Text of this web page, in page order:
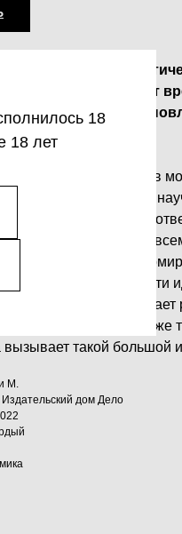
18
18 лет
потребление
аналогов причиняет
и влечет
экономика сейчас в
публикуются в ведущих
большого бизнеса,
стратегий, во
экономики для
все чаще учитывают эти
Мишель Бэддели дает
вопросы о том, что же
вызывает такой большой
М.
Издательский дом Дело